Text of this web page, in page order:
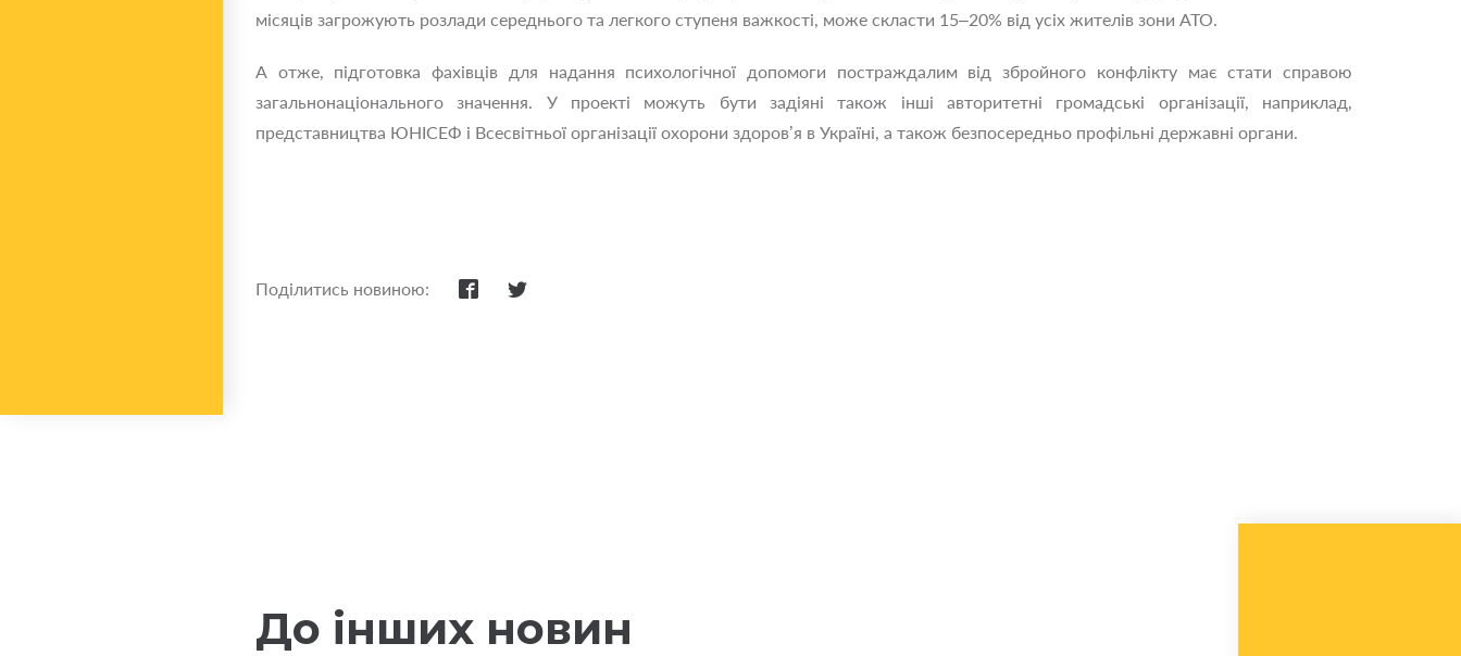
місяців загрожують розлади середнього та легкого ступеня важкості, може скласти 15–20% від усіх жителів зони АТО.
А отже, підготовка фахівців для надання психологічної допомоги постраждалим від збройного конфлікту має стати справою
загальнонаціонального значення. У проекті можуть бути задіяні також інші авторитетні громадські організації, наприклад,
представництва ЮНІСЕФ і Всесвітньої організації охорони здоров’я в Україні, а також безпосередньо профільні державні органи.
Поділитись новиною:
До інших новин